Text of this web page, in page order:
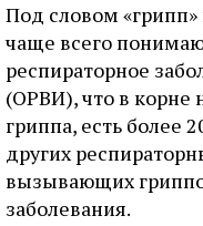
Под словом «грипп»
чаще всего
респираторное
(ОРВИ), что в корне
гриппа, есть более
других
вызывающих
заболевания.